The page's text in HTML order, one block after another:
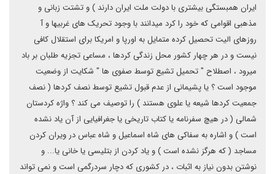
ایران همبستگی بیشتری با دولت ملت ایران دارند ) و تشتت زبانی و
مذهبی اقوامی که خود را کرد میدانند با وجود تحریک های غربیها و آ
روزهای الیت تحصیل کرده متمایل به اورپا و امریکا برای استقلال کافی
نیست و در هر چهار کشور محل زندگی کردها ، مساعی تجزیه طلبان بر باد
میرود ، اصطلاح " تحمیل تشیع توسط صفوی ها " شکایت از وضعیت
موجود است ؟ یا پشیمانی از عدم قبول تشیع توسط نصف کردها ( نصف
جمعیت کردها شیعه یا علوی هستند ) را توصیف می کند ؟ واژه کردستان
شمالی ( در هیچ سفرنامه یا کتاب تاریخی یا جغرافیایی از آن یاد نشده
است ) و اشاره به سفاکی های شاه اسماعیل و شاه عباس در ویران کردن
مساجد ( که هرگز نشده است ) و یاد کردن از بتلیسی یا خانی یا... و
نوشتن بدون نیاز به اثبات ، در کشوری که دچار سردرگمی است و نمی تواند